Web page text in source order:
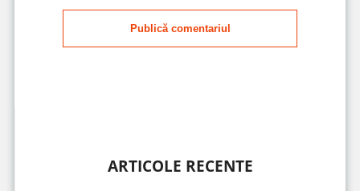
Publică comentariul
ARTICOLE RECENTE